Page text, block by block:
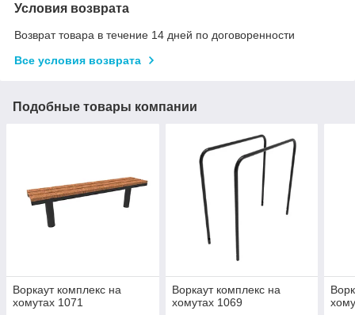
Условия возврата
Возврат товара в течение 14 дней по договоренности
Все условия возврата
Подобные товары компании
Воркаут комплекс на
хомутах 1071
Воркаут комплекс на
хомутах 1069